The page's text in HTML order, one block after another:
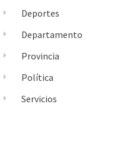
Deportes
Departamento
Provincia
Política
Servicios